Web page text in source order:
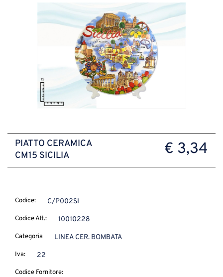
PIATTO CERAMICA
CM15 SICILIA
€ 3,34
Codice: C/P002SI
Codice Alt.: 10010228
Categoria LINEA CER. BOMBATA
Iva: 22
Codice Fornitore: